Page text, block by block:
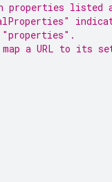
properties listed
a URL to its